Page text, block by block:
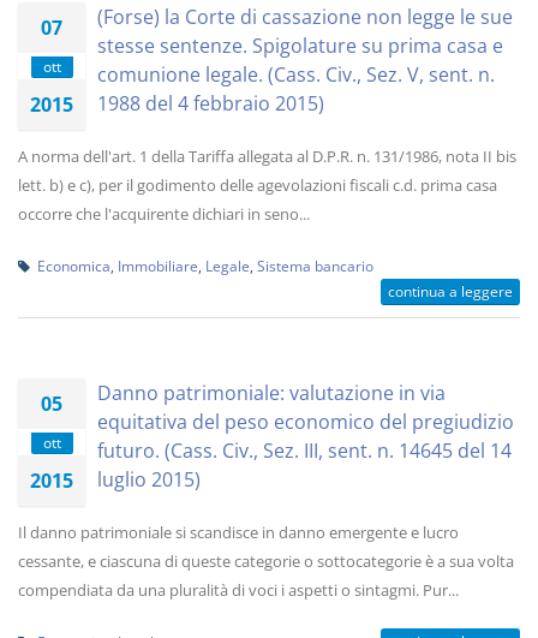
07
ott
2015
(Forse) la Corte di cassazione non legge le sue
stesse sentenze. Spigolature su prima casa e
comunione legale. (Cass. Civ., Sez. V, sent. n.
1988 del 4 febbraio 2015)
A norma dell'art. 1 della Tariffa allegata al D.P.R. n. 131/1986, nota II bis
lett. b) e c), per il godimento delle agevolazioni fiscali c.d. prima casa
occorre che l'acquirente dichiari in seno...
Economica Immobiliare Legale Sistema bancario
continua a leggere
05
ott
2015
Danno patrimoniale: valutazione in via
equitativa del peso economico del pregiudizio
futuro. (Cass. Civ., Sez. III, sent. n. 14645 del 14
luglio 2015)
Il danno patrimoniale si scandisce in danno emergente e lucro
cessante, e ciascuna di queste categorie o sottocategorie è a sua volta
compendiata da una pluralità di voci i aspetti o sintagmi. Pur...